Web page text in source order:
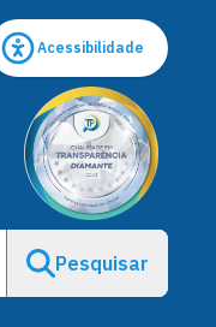
Acessibilidade
Pesquisar